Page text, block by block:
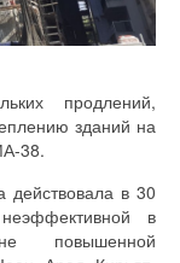
продлений,
зданий на
38.
в 30
в
повышенной